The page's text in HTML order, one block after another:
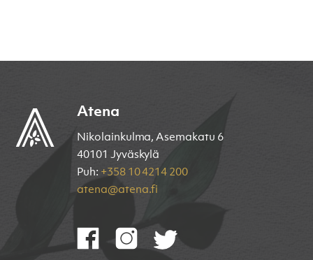
Atena
Nikolainkulma, Asemakatu 6
40101 Jyväskylä
Puh: +358 10 4214 200
atena@atena.fi